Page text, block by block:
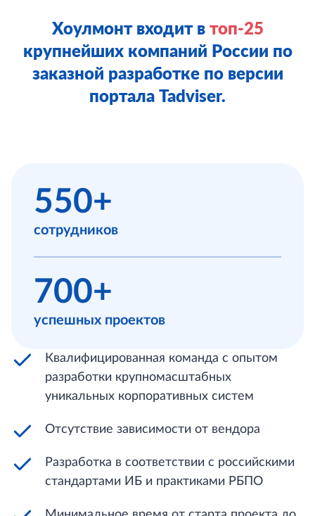
Хоулмонт входит в топ-25
крупнейших компаний России по
заказной разработке по версии
портала Tadviser.
Квалифицированная команда с опытом
разработки крупномасштабных
уникальных корпоративных систем
Отсутствие зависимости от вендора
Разработка в соответствии с российскими
стандартами ИБ и практиками РБПО
550+
сотрудников
700+
успешных проектов